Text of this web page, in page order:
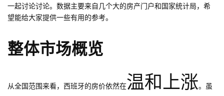
一起讨论讨论。数据主要来自几个大的房产门户和国家统计局，希
望能给大家提供一些有用的参考。
整体市场概览
从全国范围来看，西班牙的房价依然在温和上涨。虽